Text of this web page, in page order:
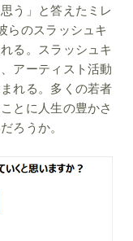
う」と答えたミレ
らのスラッシュキ
る。スラッシュキ
アーティスト活動
れる。多くの若者
とに人生の豊かさ
ろうか。